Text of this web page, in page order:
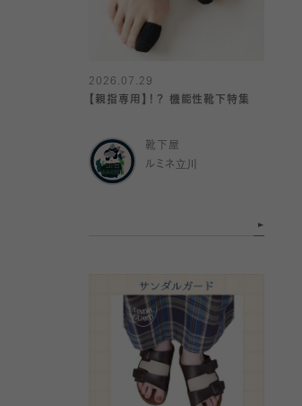
2026.07.29
【親指専用】！？ 機能性靴下特集
靴下屋
ルミネ立川